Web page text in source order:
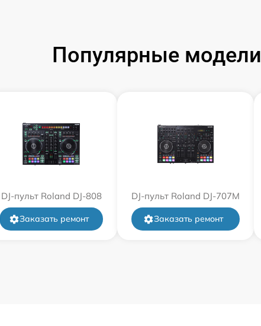
Популярные модели
DJ-пульт Roland DJ-808
Заказать ремонт
DJ-пульт Roland DJ-707M
Заказать ремонт